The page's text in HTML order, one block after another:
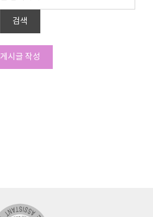
검색
게시글 작성